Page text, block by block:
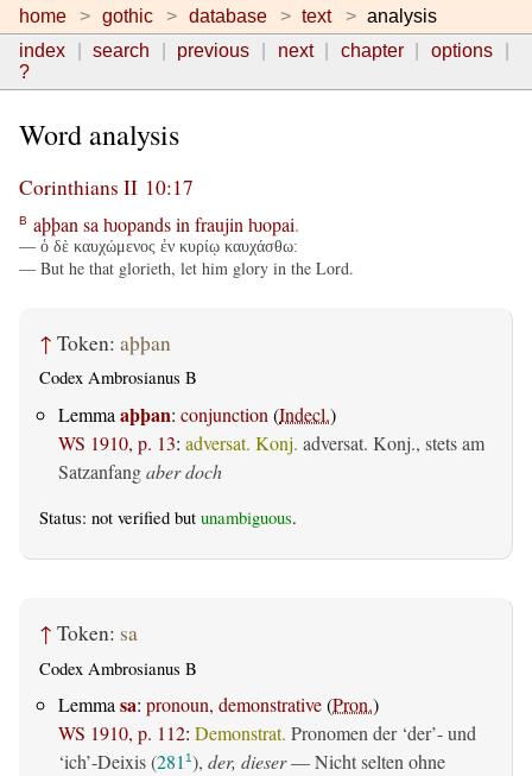
home gothic database text
analysis
index
search previous next chapter
options
?
Word analysis
Corinthians II 10:17
B aþþan sa ƕopandsin fraujin ƕopai.
— ὁ δὲ καυχώμενος ἐν κυρίῳ καυχάσθω:
— But he that glorieth, let him glory in the Lord.
↑ Token: aþþan
Codex Ambrosianus B
Lemma aþþan: conjunction (Indecl.)
WS 1910, p. 13: adversat. Konj. adversat. Konj., stets am
Satzanfangaber doch
Status: not verified but unambiguous.
↑ Token: sa
Codex Ambrosianus B
Lemma sa: pronoun, demonstrative(Pron.)
WS 1910, p. 112: Demonstrat. Pronomen der ‘der’- und
‘ich’-Deixis (281 1), der, dieser— Nicht selten ohne